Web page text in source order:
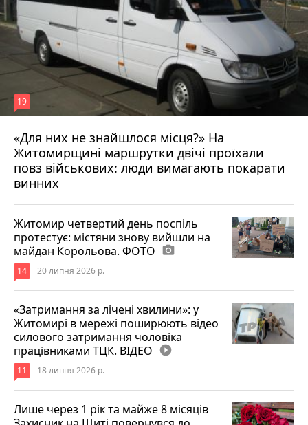
«Для них не знайшлося місця?» На
Житомирщині маршрутки двічі проїхали
повз військових: люди вимагають покарати
винних
19
17 липня 2026 р.
Житомир четвертий день поспіль
протестує: містяни знову вийшли на
майдан Корольова. ФОТО photo_camera
14 20 липня 2026 р.
«Затримання за лічені хвилини»: у
Житомирі в мережі поширюють відео
силового затримання чоловіка
працівниками ТЦК. ВІДЕО play_circle_filled
11 18 липня 2026 р.
Лише через 1 рік та майже 8 місяців